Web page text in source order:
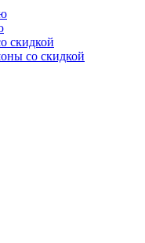
скидкой
со скидкой